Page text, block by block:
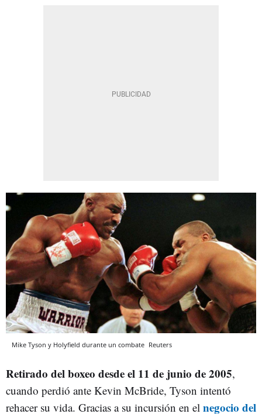
Mike Tyson y Holyfield durante un combate Reuters
Retirado del boxeo desde el 11 de junio de 2005,
cuando perdió ante Kevin McBride, Tyson intentó
rehacer su vida. Gracias a su incursión en el negocio del